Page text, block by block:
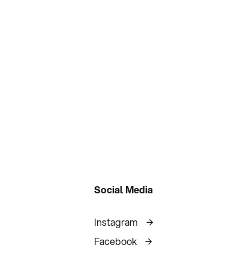
Social Media
Instagram
Facebook